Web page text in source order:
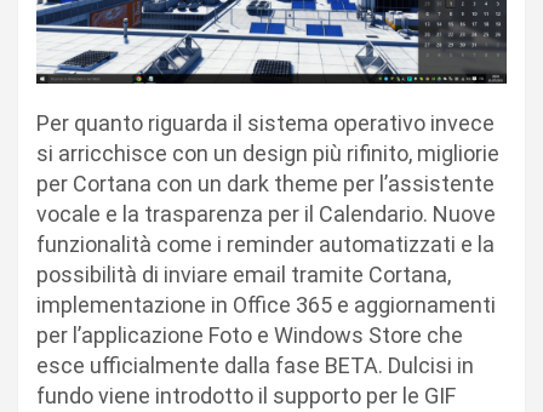
Per quanto riguarda il sistema operativo invece
si arricchisce con un design più rifinito, migliorie
per Cortana con un dark theme per l’assistente
vocale e la trasparenza per il Calendario. Nuove
funzionalità come i reminder automatizzati e la
possibilità di inviare email tramite Cortana,
implementazione in Office 365 e aggiornamenti
per l’applicazione Foto e Windows Store che
esce ufficialmente dalla fase BETA. Dulcisi in
fundo viene introdotto il supporto per le GIF